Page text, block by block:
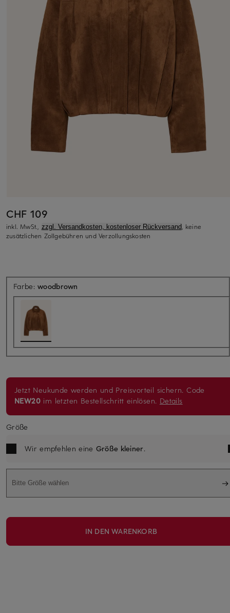
CHF 109
inkl. MwSt., zzgl. Versandkosten, kostenloser Rückversand, keine
zusätzlichen Zollgebühren und Verzollungskosten
Farbe:woodbrown
Jetzt Neukunde werden und Preisvorteil sichern. Code
NEW20 im letzten Bestellschritt einlösen. Details
Größe
Wir empfehlen eine Größe kleiner.
Bitte Größe wählen
IN DEN WARENKORB